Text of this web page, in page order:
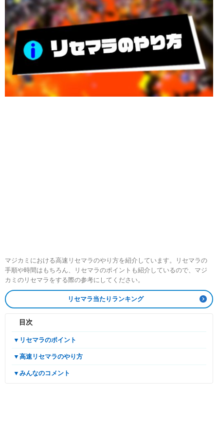
マジカミにおける高速リセマラのやり方を紹介しています。リセマラの
手順や時間はもちろん、リセマラのポイントも紹介しているので、マジ
カミのリセマラをする際の参考にしてください。
リセマラ当たりランキング
目次
▼リセマラのポイント
▼高速リセマラのやり方
▼みんなのコメント